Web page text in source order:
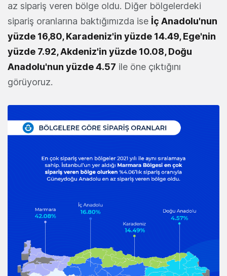
az sipariş veren bölge oldu. Diğer bölgelerdeki
sipariş oranlarına baktığımızda ise İç Anadolu'nun
yüzde 16,80, Karadeniz'in yüzde 14.49, Ege'nin
yüzde 7.92, Akdeniz'in yüzde 10.08, Doğu
Anadolu'nun yüzde 4.57 ile öne çıktığını
görüyoruz.